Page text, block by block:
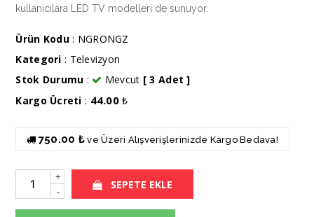
kullanıcılara LED TV modelleri de sunuyor.
Ürün Kodu: NGRONGZ
Kategori : Televizyon
Stok Durumu : Mevcut [ 3 Adet ]
Kargo Ücreti : 44.00 ₺
750.00 ₺ ve Üzeri Alışverişlerinizde Kargo Bedava!
+
-
SEPETE EKLE